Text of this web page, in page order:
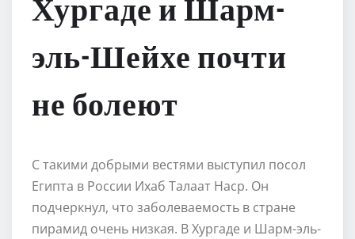
Хургаде и Шарм-
эль-Шейхе почти
не болеют
С такими добрыми вестями выступил посол
Египта в России Ихаб Талаат Наср. Он
подчеркнул, что заболеваемость в стране
пирамид очень низкая. В Хургаде и Шарм-эль-